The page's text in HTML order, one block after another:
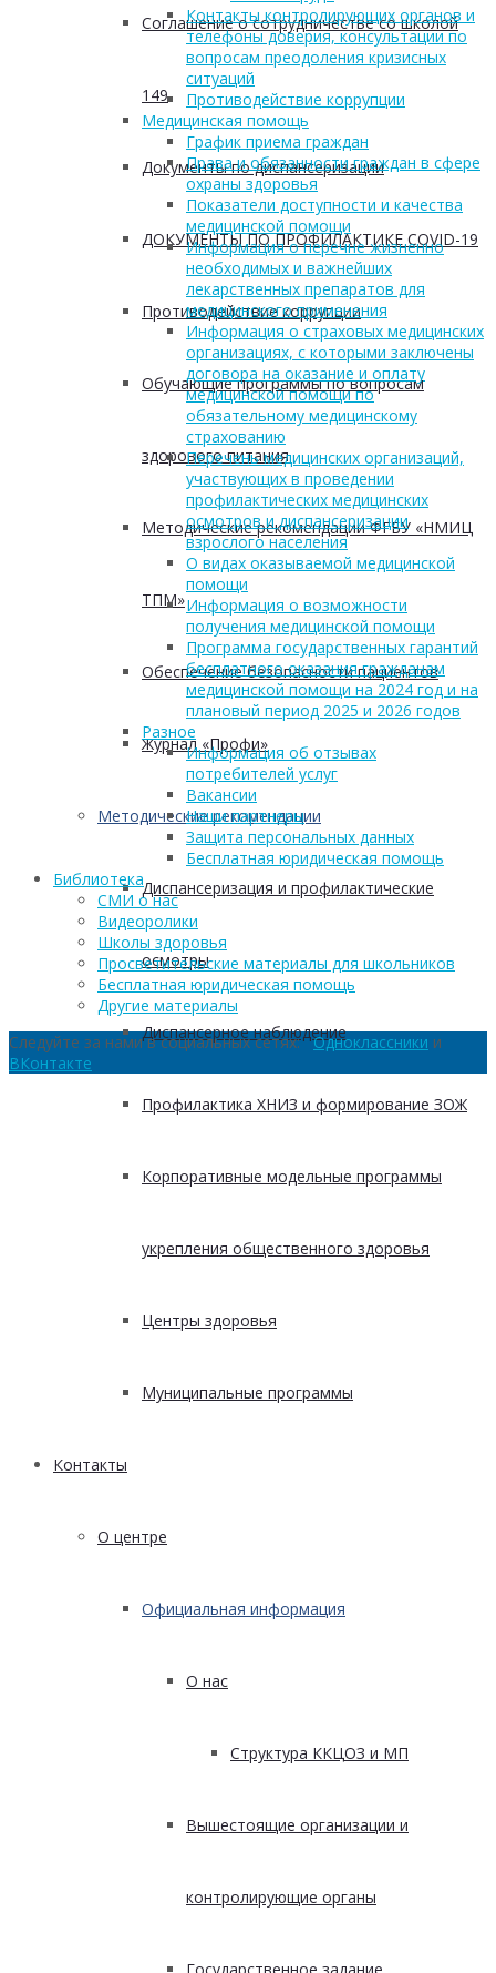
Соглашение о сотрудничестве со школой
149
Документы по диспансеризации
ДОКУМЕНТЫ ПО ПРОФИЛАКТИКЕ COVID-19
Противодействие коррупции
Обучающие программы по вопросам
здорового питания
Методические рекомендации ФГБУ «НМИЦ
ТПМ»
Обеспечение безопасности пациентов
Журнал «Профи»
Методические рекомендации
Диспансеризация и профилактические
осмотры
Диспансерное наблюдение
Профилактика ХНИЗ и формирование ЗОЖ
Корпоративные модельные программы
укрепления общественного здоровья
Центры здоровья
Муниципальные программы
Контакты
О центре
Официальная информация
О нас
Структура ККЦОЗ и МП
Вышестоящие организации и
контролирующие органы
Контакты контролирующих органов и
телефоны доверия, консультации по
вопросам преодоления кризисных
ситуаций
Противодействие коррупции
Медицинская помощь
График приема граждан
Права и обязанности граждан в сфере
охраны здоровья
Показатели доступности и качества
медицинской помощи
Информация о перечне жизненно
необходимых и важнейших
лекарственных препаратов для
медицинского применения
Информация о страховых медицинских
организациях, с которыми заключены
договора на оказание и оплату
медицинской помощи по
обязательному медицинскому
страхованию
Перечень медицинских организаций,
участвующих в проведении
профилактических медицинских
осмотров и диспансеризации
взрослого населения
О видах оказываемой медицинской
помощи
Информация о возможности
получения медицинской помощи
Программа государственных гарантий
бесплатного оказания гражданам
медицинской помощи на 2024 год и на
плановый период 2025 и 2026 годов
Разное
Информация об отзывах
потребителей услуг
Вакансии
Наши партнеры
Защита персональных данных
Бесплатная юридическая помощь
Библиотека
СМИ о нас
Видеоролики
Школы здоровья
Просветительские материалы для школьников
Бесплатная юридическая помощь
Другие материалы
Следуйте за нами в социальных сетях:Одноклассники и
ВКонтакте